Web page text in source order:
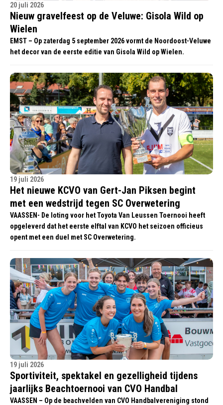
20 juli 2026
Nieuw gravelfeest op de Veluwe: Gisola Wild op
Wielen
EMST – Op zaterdag 5 september 2026 vormt de Noordoost-Veluwe
het decor van de eerste editie van Gisola Wild op Wielen.
19 juli 2026
Het nieuwe KCVO van Gert-Jan Piksen begint
met een wedstrijd tegen SC Overwetering
VAASSEN- De loting voor het Toyota Van Leussen Toernooi heeft
opgeleverd dat het eerste elftal van KCVO het seizoen officieus
opent met een duel met SC Overwetering.
19 juli 2026
Sportiviteit, spektakel en gezelligheid tijdens
jaarlijks Beachtoernooi van CVO Handbal
VAASSEN – Op de beachvelden van CVO Handbalvereniging stond